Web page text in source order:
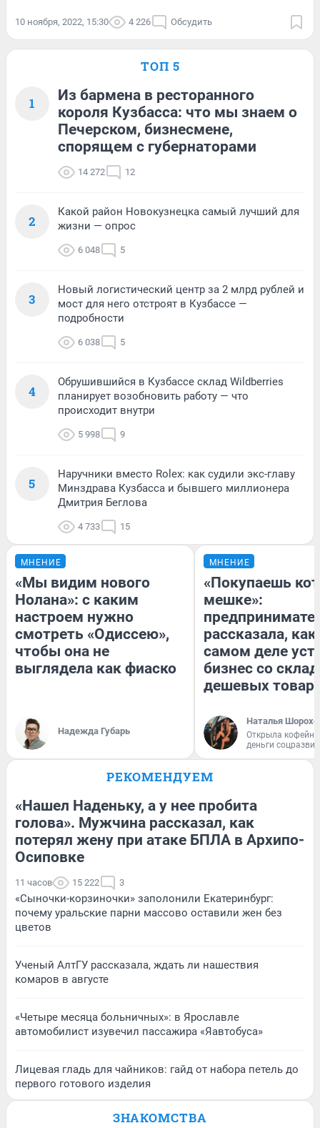
10 ноября, 2022, 15:30 4 226 Обсудить
ТОП 5
1
Из бармена в ресторанного
короля Кузбасса: что мы знаем о
Печерском, бизнесмене,
спорящем с губернаторами
14 272 12
2
Какой район Новокузнецка самый лучший для
жизни — опрос
6 048 5
3
Новый логистический центр за 2 млрд рублей и
мост для него отстроят в Кузбассе —
подробности
6 038 5
4
Обрушившийся в Кузбассе склад Wildberries
планирует возобновить работу — что
происходит внутри
5 998 9
5
Наручники вместо Rolex: как судили экс-главу
Минздрава Кузбасса и бывшего миллионера
Дмитрия Беглова
4 733 15
МНЕНИЕ
«Мы видим нового
Нолана»: с каким
настроем нужно
смотреть «Одиссею»,
чтобы она не
выглядела как фиаско
Надежда Губарь
МНЕНИЕ
«Покупаешь
мешке»:
рассказала, как
самом деле
бизнес со
дешевых
Наталья
Открыла
деньги
РЕКОМЕНДУЕМ
«Нашел Наденьку, а у нее пробита
голова». Мужчина рассказал, как
потерял жену при атаке БПЛА в Архипо-
Осиповке
11 часов 15 222 3
«Сыночки-корзиночки» заполонили Екатеринбург:
почему уральские парни массово оставили жен без
цветов
Ученый АлтГУ рассказала, ждать ли нашествия
комаров в августе
«Четыре месяца больничных»: в Ярославле
автомобилист изувечил пассажира «Яавтобуса»
Лицевая гладь для чайников: гайд от набора петель до
первого готового изделия
ЗНАКОМСТВА